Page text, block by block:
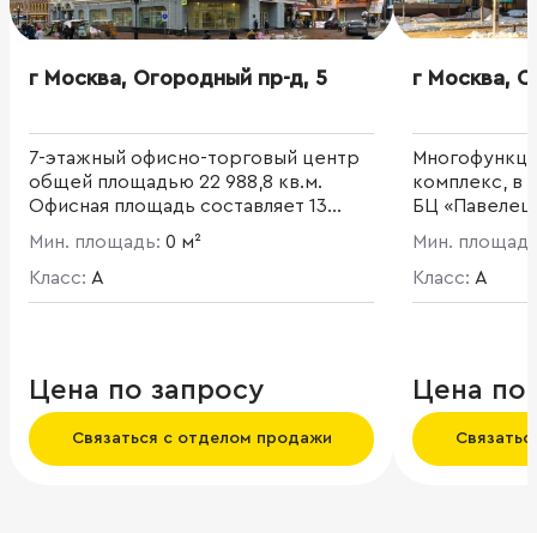
г Москва, Огородный пр-д, 5
7-этажный офисно-торговый центр
общей площадью 22 988,8 кв.м.
Офисная площадь составляет 13
948,31 кв. м.
Мин. площадь: 0 м²
Класс: A
Цена по запросу
Связаться с отделом продажи
г Москва,
комплекс, в
БЦ
площадью 71
площадь 13-
«Павелецкая
агентство,
известные
компании.
Мин.
Класс: A
Цена по